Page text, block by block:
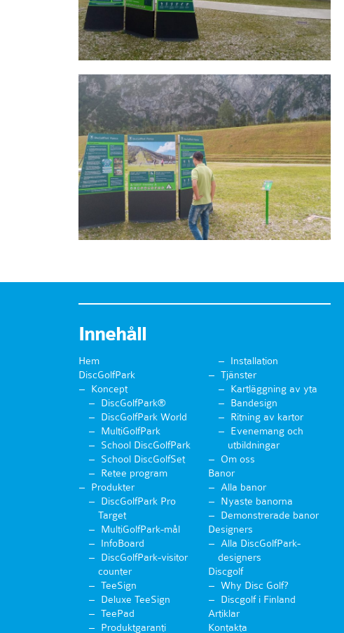
Innehåll
Hem
DiscGolfPark
Koncept
DiscGolfPark®
DiscGolfPark World
MultiGolfPark
School DiscGolfPark
School DiscGolfSet
Retee program
Produkter
DiscGolfPark Pro
Target
MultiGolfPark-mål
InfoBoard
DiscGolfPark-visitor
counter
TeeSign
Deluxe TeeSign
TeePad
Produktgaranti
Installation
Tjänster
Kartläggning av yta
Bandesign
Ritning av kartor
Evenemang och
utbildningar
Om oss
Banor
Alla banor
Nyaste banorna
Demonstrerade banor
Designers
Alla DiscGolfPark-
designers
Discgolf
Why Disc Golf?
Discgolf i Finland
Artiklar
Kontakta